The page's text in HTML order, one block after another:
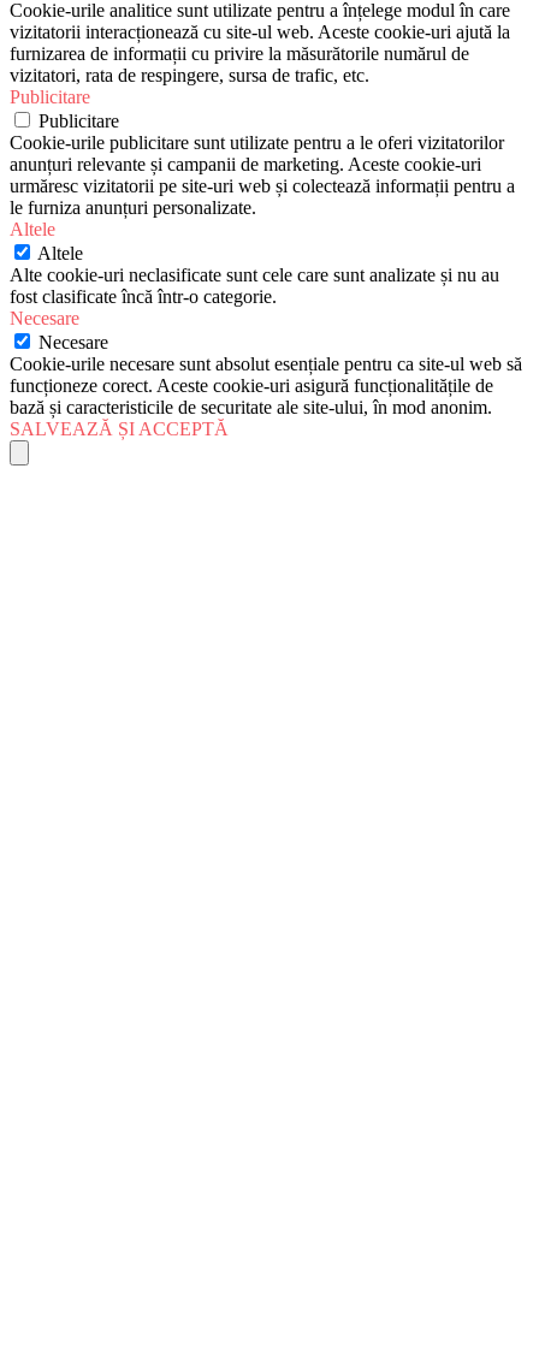
Cookie-urile analitice sunt utilizate pentru a înțelege modul în care
vizitatorii interacționează cu site-ul web. Aceste cookie-uri ajută la
furnizarea de informații cu privire la măsurătorile numărul de
vizitatori, rata de respingere, sursa de trafic, etc.
Publicitare
Publicitare
Cookie-urile publicitare sunt utilizate pentru a le oferi vizitatorilor
anunțuri relevante și campanii de marketing. Aceste cookie-uri
urmăresc vizitatorii pe site-uri web și colectează informații pentru a
le furniza anunțuri personalizate.
Altele
Altele
Alte cookie-uri neclasificate sunt cele care sunt analizate și nu au
fost clasificate încă într-o categorie.
Necesare
Necesare
Cookie-urile necesare sunt absolut esențiale pentru ca site-ul web să
funcționeze corect. Aceste cookie-uri asigură funcționalitățile de
bază și caracteristicile de securitate ale site-ului, în mod anonim.
SALVEAZĂ ȘI ACCEPTĂ